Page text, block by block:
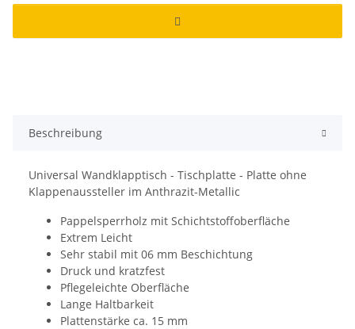
Beschreibung
Universal Wandklapptisch - Tischplatte - Platte ohne
Klappenaussteller im Anthrazit-Metallic
Pappelsperrholz mit Schichtstoffoberfläche
Extrem Leicht
Sehr stabil mit 06 mm Beschichtung
Druck und kratzfest
Pflegeleichte Oberfläche
Lange Haltbarkeit
Plattenstärke ca. 15 mm